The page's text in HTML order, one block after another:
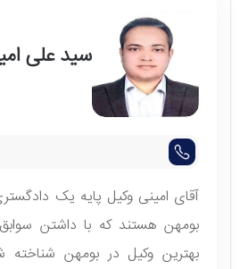
سید علی
آقای امینی وکیل پایه یک
بومهن هستند که با داشتن
بهترین وکیل در بومهن شناخته